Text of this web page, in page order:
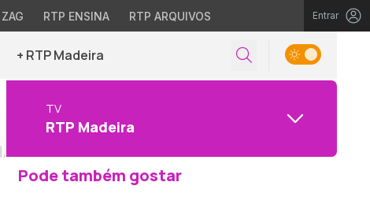
RTP ENSINA RTP ARQUIVOS Entrar
+ RTP Madeira
TV
RTP Madeira
Pode também gostar